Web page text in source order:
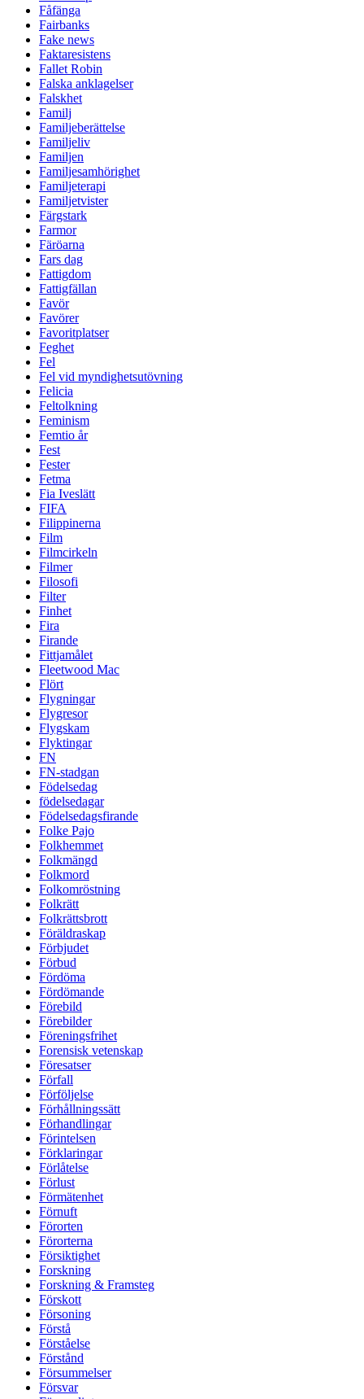
Fåfänga
Fairbanks
Fake news
Faktaresistens
Fallet Robin
Falska anklagelser
Falskhet
Familj
Familjeberättelse
Familjeliv
Familjen
Familjesamhörighet
Familjeterapi
Familjetvister
Färgstark
Farmor
Färöarna
Fars dag
Fattigdom
Fattigfällan
Favör
Favörer
Favoritplatser
Feghet
Fel
Fel vid myndighetsutövning
Felicia
Feltolkning
Feminism
Femtio år
Fest
Fester
Fetma
Fia Iveslätt
FIFA
Filippinerna
Film
Filmcirkeln
Filmer
Filosofi
Filter
Finhet
Fira
Firande
Fittjamålet
Fleetwood Mac
Flört
Flygningar
Flygresor
Flygskam
Flyktingar
FN
FN-stadgan
Födelsedag
födelsedagar
Födelsedagsfirande
Folke Pajo
Folkhemmet
Folkmängd
Folkmord
Folkomröstning
Folkrätt
Folkrättsbrott
Föräldraskap
Förbjudet
Förbud
Fördöma
Fördömande
Förebild
Förebilder
Föreningsfrihet
Forensisk vetenskap
Föresatser
Förfall
Förföljelse
Förhållningssätt
Förhandlingar
Förintelsen
Förklaringar
Förlåtelse
Förlust
Förmätenhet
Förnuft
Förorten
Förorterna
Försiktighet
Forskning
Forskning & Framsteg
Förskott
Försoning
Förstå
Förståelse
Förstånd
Försummelser
Försvar